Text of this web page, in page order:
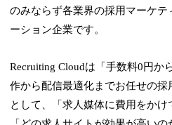
のみならず各業界の採用マーケテ
ーション企業です。
Recruiting Cloudは「手数料0円か
作から配信最適化までお任せの採
として、「求人媒体に費用をかけ